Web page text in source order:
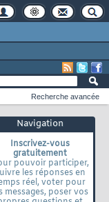
Navigation
Inscrivez-vous
gratuitement
pouvoir participer,
les réponses en
réel, voter pour
messages, poser vos
Recherche avancée